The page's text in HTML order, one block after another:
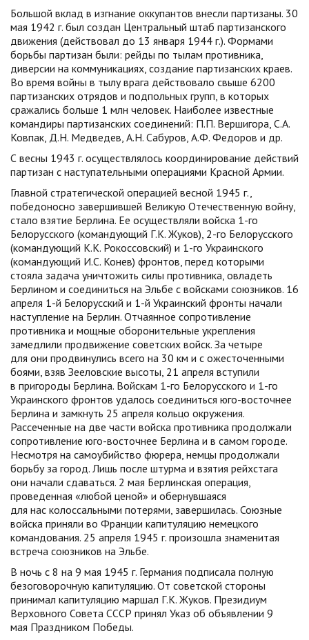
Большой вклад в изгнание оккупантов внесли партизаны. 30
мая 1942 г. был создан Центральный штаб партизанского
движения (действовал до 13 января 1944 г.). Формами
борьбы партизан были: рейды по тылам противника,
диверсии на коммуникациях, создание партизанских краев.
Во время войны в тылу врага действовало свыше 6200
партизанских отрядов и подпольных групп, в которых
сражались больше 1 млн человек. Наиболее известные
командиры партизанских соединений: П.П. Вершигора, С.А.
Ковпак, Д.Н. Медведев, А.Н. Сабуров, А.Ф. Федоров и др.
С весны 1943 г. осуществлялось координирование действий
партизан с наступательными операциями Красной Армии.
Главной стратегической операцией весной 1945 г.,
победоносно завершившей Великую Отечественную войну,
стало взятие Берлина. Ее осуществляли войска 1-го
Белорусского (командующий Г.К. Жуков), 2-го Белорусского
(командующий К.К. Рокоссовский) и 1-го Украинского
(командующий И.С. Конев) фронтов, перед которыми
стояла задача уничтожить силы противника, овладеть
Берлином и соединиться на Эльбе с войсками союзников. 16
апреля 1-й Белорусский и 1-й Украинский фронты начали
наступление на Берлин. Отчаянное сопротивление
противника и мощные оборонительные укрепления
замедлили продвижение советских войск. За четыре
для они продвинулись всего на 30 км и с ожесточенными
боями, взяв Зееловские высоты, 21 апреля вступили
в пригороды Берлина. Войскам 1-го Белорусского и 1-го
Украинского фронтов удалось соединиться юго-восточнее
Берлина и замкнуть 25 апреля кольцо окружения.
Рассеченные на две части войска противника продолжали
сопротивление юго-восточнее Берлина и в самом городе.
Несмотря на самоубийство фюрера, немцы продолжали
борьбу за город. Лишь после штурма и взятия рейхстага
они начали сдаваться. 2 мая Берлинская операция,
проведенная «любой ценой» и обернувшаяся
для нас колоссальными потерями, завершилась. Союзные
войска приняли во Франции капитуляцию немецкого
командования. 25 апреля 1945 г. произошла знаменитая
встреча союзников на Эльбе.
В ночь с 8 на 9 мая 1945 г. Германия подписала полную
безоговорочную капитуляцию. От советской стороны
принимал капитуляцию маршал Г.К. Жуков. Президиум
Верховного Совета СССР принял Указ об объявлении 9
мая Праздником Победы.